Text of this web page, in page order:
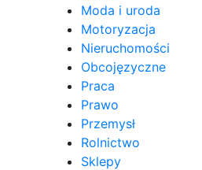
Moda i uroda
Motoryzacja
Nieruchomości
Obcojęzyczne
Praca
Prawo
Przemysł
Rolnictwo
Sklepy